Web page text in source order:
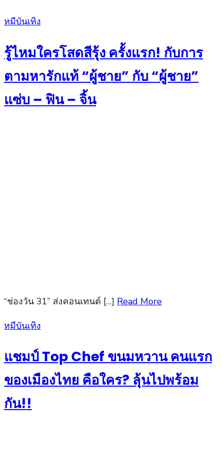
Posted
หมีบันเทิง
รู้ไหมใครโสดสีรุ้ง ครั้งแรก! กับการ
ตามหารักแท้ “ผู้ชาย” กับ “ผู้ชาย”
แซ่บ – ฟิน – จิ้น
“ช่องวัน 31” ส่งคอนเทนต์ […] Read More
Posted
หมีบันเทิง
แชมป์ Top Chef ขนมหวาน คนแรก
ของเมืองไทย คือใคร? ลุ้นไปพร้อม
กัน!!